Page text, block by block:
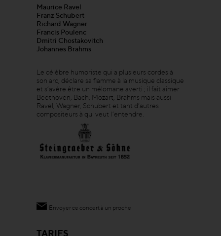
Maurice Ravel
Franz Schubert
Richard Wagner
Francis Poulenc
Dmitri Chostakovitch
Johannes Brahms
Le célèbre humoriste qui a plusieurs cordes à
son arc, déclare sa flamme à la musique classique
et s’avère être un mélomane averti ; il fait aimer
Beethoven, Bach, Mozart, Brahms mais aussi
Ravel, Wagner, Schubert et tant d’autres
compositeurs à qui veut l’entendre.
Envoyer ce concert à un proche
TARIFS